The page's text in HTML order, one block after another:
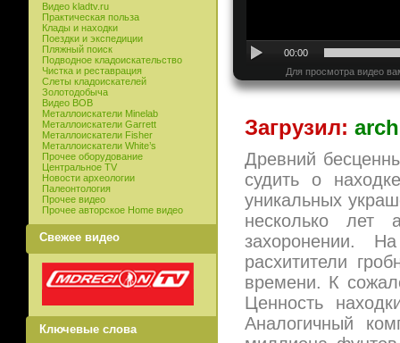
Видео kladtv.ru
Практическая польза
Клады и находки
Поездки и экспедиции
Пляжный поиск
Подводное кладоискательство
Чистка и реставрация
Слеты кладоискателей
Золотодобыча
Видео ВОВ
Металлоискатели Minelab
Металлоискатели Garrett
Металлоискатели Fisher
Металлоискатели White’s
Прочее оборудование
Центральное TV
Новости археологии
Палеонтология
Прочее видео
Прочее авторское Home видео
Свежее видео
Ключевые слова
00:00
Для просмотра видео
Загрузил:
Древний
судить о
уникальных
несколько лет
захоронении.
расхитители
времени. К
Ценность
Аналогичный